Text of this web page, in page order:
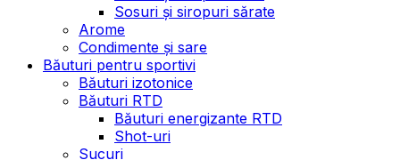
Sosuri și siropuri sărate
Arome
Condimente și sare
Băuturi pentru sportivi
Băuturi izotonice
Băuturi RTD
Băuturi energizante RTD
Shot-uri
Sucuri